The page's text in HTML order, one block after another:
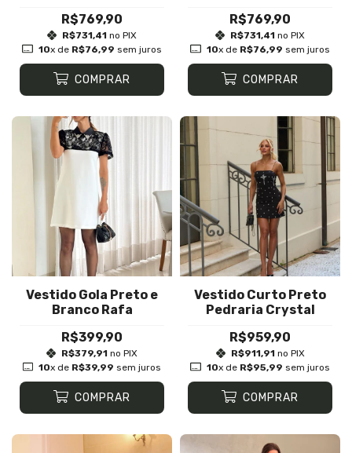
R$769,90
R$731,41 no PIX
10x de R$76,99 sem juros
COMPRAR
R$769,90
R$731,41 no PIX
10x de R$76,99 sem juros
COMPRAR
Vestido Gola Preto e
Branco Rafa
R$399,90
R$379,91 no PIX
10x de R$39,99 sem juros
COMPRAR
Vestido Curto Preto
Pedraria Crystal
R$959,90
R$911,91 no PIX
10x de R$95,99 sem juros
COMPRAR